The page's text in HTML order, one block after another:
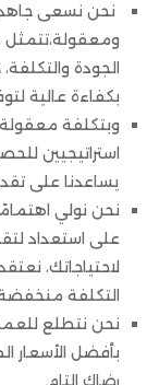
نحن نسعى
ومعقولة،تتمثل
الجودة
بكفاءة عالية
وبتكلفة
استراتيجيين
يساعدنا على
نحن نولي
على استعداد
لاحتياجاتك،
التكلفة
نحن نتطلع
بأفضل الأسعار
رضاك التام.